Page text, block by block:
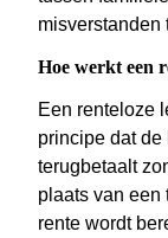
misverstanden
Hoe werkt een
Een renteloze
principe dat
terugbetaalt
plaats van
rente wordt